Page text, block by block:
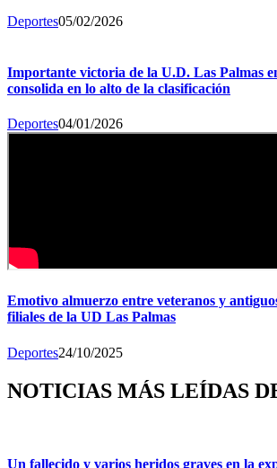
Deportes05/02/2026
Importante victoria de la U.D. Las Palmas
consolida en lo alto de la clasificación
Deportes04/01/2026
Emotivo almuerzo entre veteranos y
filiales de la UD Las Palmas
Deportes24/10/2025
NOTICIAS MÁS LEÍDAS
Un fallecido y varios heridos graves en la